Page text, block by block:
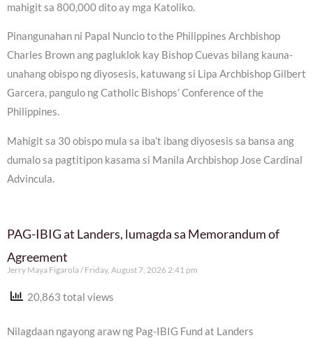
mahigit sa 800,000 dito ay mga Katoliko.
Pinangunahan ni Papal Nuncio to the Philippines Archbishop
Charles Brown ang pagluklok kay Bishop Cuevas bilang kauna-
unahang obispo ng diyosesis, katuwang si Lipa Archbishop Gilbert
Garcera, pangulo ng Catholic Bishops’ Conference of the
Philippines.
Mahigit sa 30 obispo mula sa iba’t ibang diyosesis sa bansa ang
dumalo sa pagtitipon kasama si Manila Archbishop Jose Cardinal
Advincula.
PAG-IBIG at Landers, lumagda sa Memorandum of
Agreement
Jerry Maya Figarola Friday, August 7, 2026 2:41 pm
20,863 total views
Nilagdaan ngayong araw ng Pag-IBIG Fund at Landers